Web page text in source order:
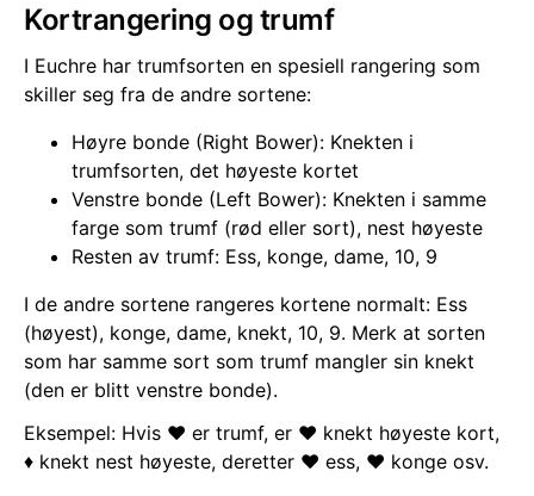
Kortrangering og trumf
I Euchre har trumfsorten en spesiell rangering som
skiller seg fra de andre sortene:
Høyre bonde (Right Bower): Knekten i
trumfsorten, det høyeste kortet
Venstre bonde (Left Bower): Knekten i samme
farge som trumf (rød eller sort), nest høyeste
Resten av trumf: Ess, konge, dame, 10, 9
I de andre sortene rangeres kortene normalt: Ess
(høyest), konge, dame, knekt, 10, 9. Merk at sorten
som har samme sort som trumf mangler sin knekt
(den er blitt venstre bonde).
Eksempel: Hvis ♥️ er trumf, er ♥️ knekt høyeste kort,
♦️ knekt nest høyeste, deretter ♥️ ess, ♥️ konge osv.